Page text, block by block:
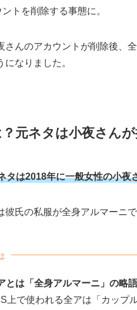
トを削除する事態に。
さんのアカウントが削除後、
になりました。
元ネタは小夜さんが
タは2018年に一般女性の小夜
彼氏の私服が全身アルマーニ
とは「全身アルマーニ」の略語
上で使われる全アは「カップ